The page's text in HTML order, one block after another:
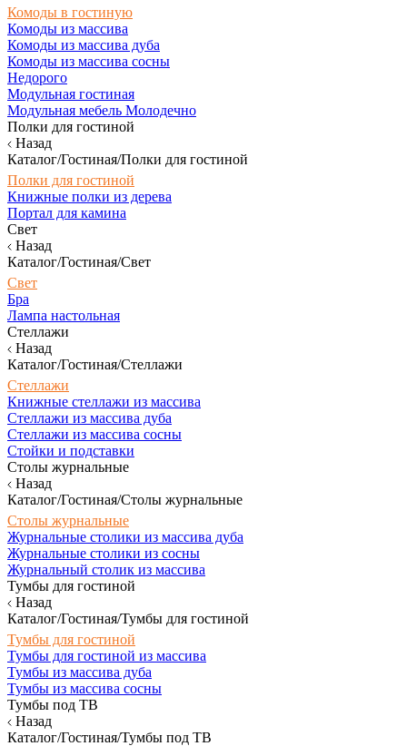
Комоды в гостиную
Комоды из массива
Комоды из массива дуба
Комоды из массива сосны
Недорого
Модульная гостиная
Модульная мебель Молодечно
Полки для гостиной
Назад
Каталог/Гостиная/Полки для гостиной
Полки для гостиной
Книжные полки из дерева
Портал для камина
Свет
Назад
Каталог/Гостиная/Свет
Свет
Бра
Лампа настольная
Стеллажи
Назад
Каталог/Гостиная/Стеллажи
Стеллажи
Книжные стеллажи из массива
Стеллажи из массива дуба
Стеллажи из массива сосны
Стойки и подставки
Столы журнальные
Назад
Каталог/Гостиная/Столы журнальные
Столы журнальные
Журнальные столики из массива дуба
Журнальные столики из сосны
Журнальный столик из массива
Тумбы для гостиной
Назад
Каталог/Гостиная/Тумбы для гостиной
Тумбы для гостиной
Тумбы для гостиной из массива
Тумбы из массива дуба
Тумбы из массива сосны
Тумбы под ТВ
Назад
Каталог/Гостиная/Тумбы под ТВ